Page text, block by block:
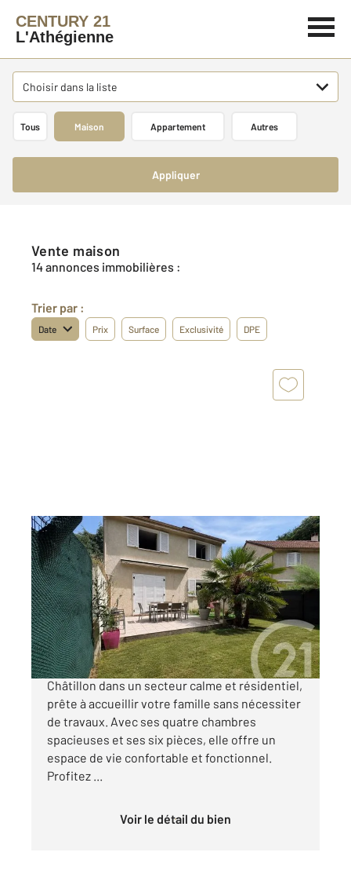
CENTURY 21
L'Athégienne
Choisir dans la liste
Tous Maison Appartement Autres
Appliquer
Vente maison
14 annonces immobilières :
Trier par :
Date Prix Surface Exclusivité DPE
VIRY CHATILLON 91
101,30 m2, 6 pièces
Ref : 4029
Maison à vendre
335 000 €
Découvrez cette charmante maison à Viry-
Châtillon dans un secteur calme et résidentiel,
prête à accueillir votre famille sans nécessiter
de travaux. Avec ses quatre chambres
spacieuses et ses six pièces, elle offre un
espace de vie confortable et fonctionnel.
Profitez ...
Voir le détail du bien